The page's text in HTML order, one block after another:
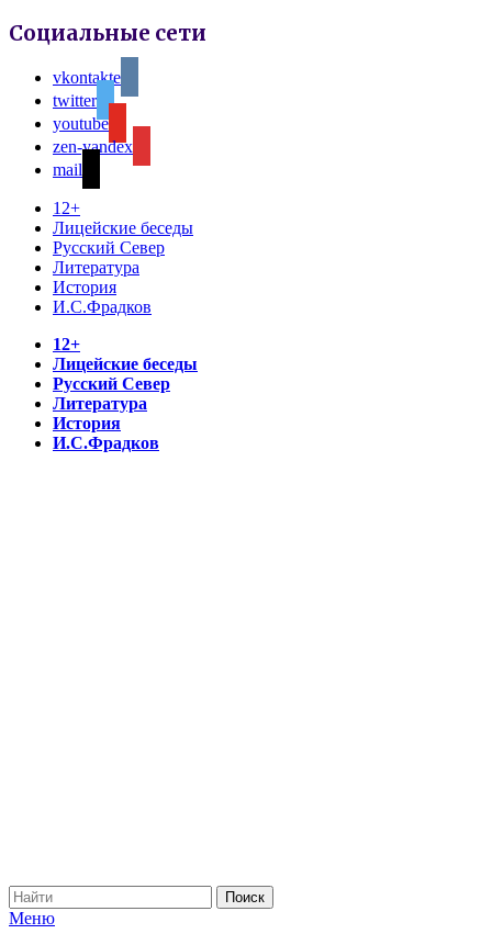
Социальные сети
vkontakte
twitter
youtube
zen-yandex
mail
12+
Лицейские беседы
Русский Север
Литература
История
И.С.Фрадков
12+
Лицейские беседы
Русский Север
Литература
История
И.С.Фрадков
Меню